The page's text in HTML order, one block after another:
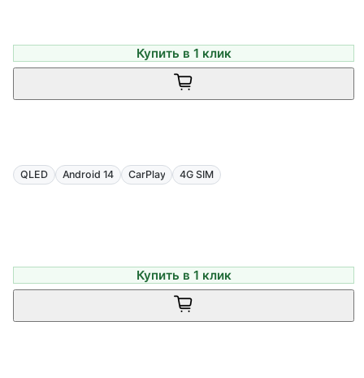
Купить в 1 клик
QLED Android 14 CarPlay 4G SIM
Купить в 1 клик